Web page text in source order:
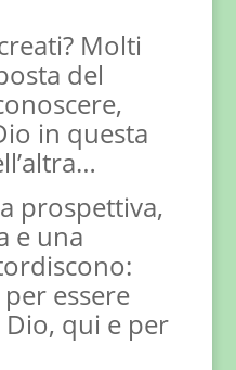
Molti
del
in questa
prospettiva,
e una
essere
qui e per